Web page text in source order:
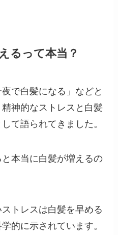
るって本当？
で白髪になる」などと
神的なストレスと白髪
て語られてきました。
本当に白髪が増えるの
トレスは白髪を早める
的に示されています。